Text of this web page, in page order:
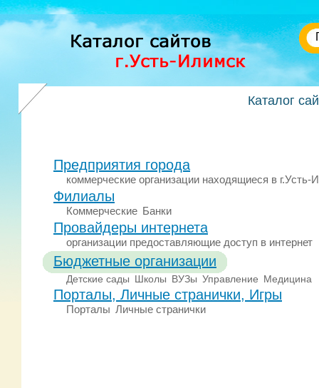
Каталог
Предприятия города
коммерческие организации находящиеся в г.Усть-
Филиалы
Коммерческие Банки
Провайдеры интернета
организации предоставляющие доступ в интернет
Бюджетные организации
Детские сады Школы ВУЗы Управление Медицина
Порталы, Личные странички, Игры
Порталы Личные странички